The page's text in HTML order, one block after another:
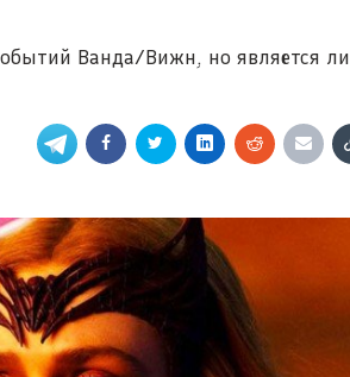
Ванда/Вижн, но является ли